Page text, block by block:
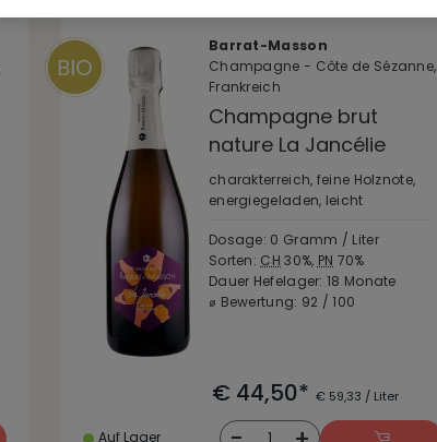
Barrat-Masson
Champagne - Côte de Sézanne,
Frankreich
Champagne brut
nature La Jancélie
charakterreich, feine Holznote,
energiegeladen, leicht
Dosage: 0 Gramm / Liter
Sorten: CH 30%, PN 70%
Dauer Hefelager: 18 Monate
⌀ Bewertung: 92 / 100
€ 44,50* € 59,33 / Liter
Auf Lager